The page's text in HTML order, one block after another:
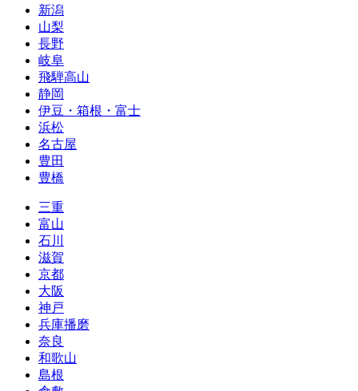
新潟
山梨
長野
岐阜
飛騨高山
静岡
伊豆・箱根・富士
浜松
名古屋
豊田
豊橋
三重
富山
石川
滋賀
京都
大阪
神戸
兵庫播磨
奈良
和歌山
島根